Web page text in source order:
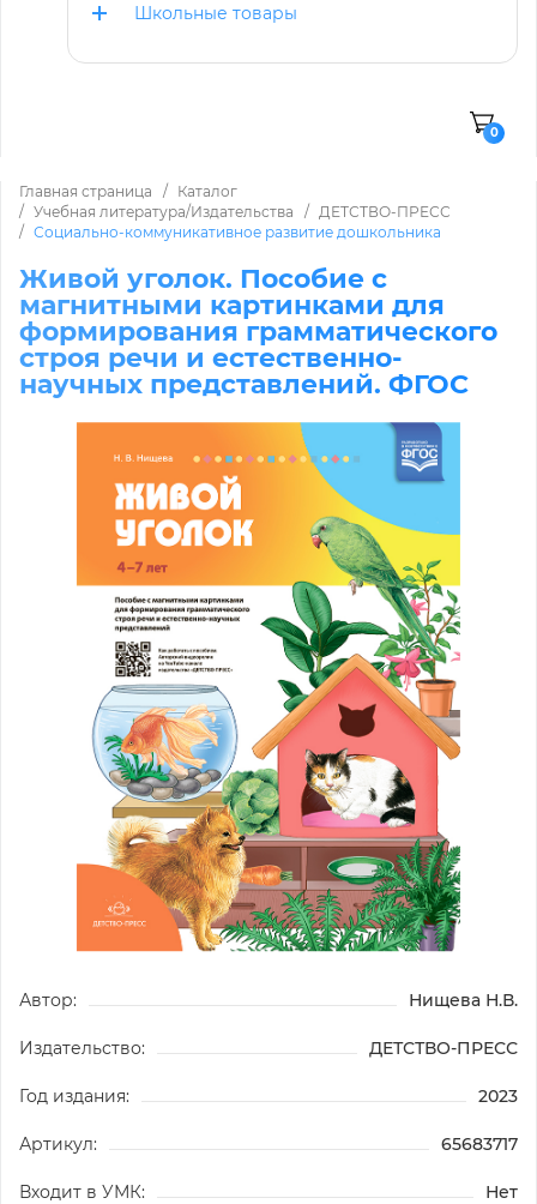
Школьные товары
0
Главная страница
Каталог
Учебная литература/Издательства
ДЕТСТВО-ПРЕСС
Социально-коммуникативное развитие дошкольника
Живой уголок. Пособие с
магнитными картинками для
формирования грамматического
строя речи и естественно-
научных представлений. ФГОС
Автор: Нищева Н.В.
Издательство: ДЕТСТВО-ПРЕСС
Год издания: 2023
Артикул: 65683717
Входит в УМК: Нет